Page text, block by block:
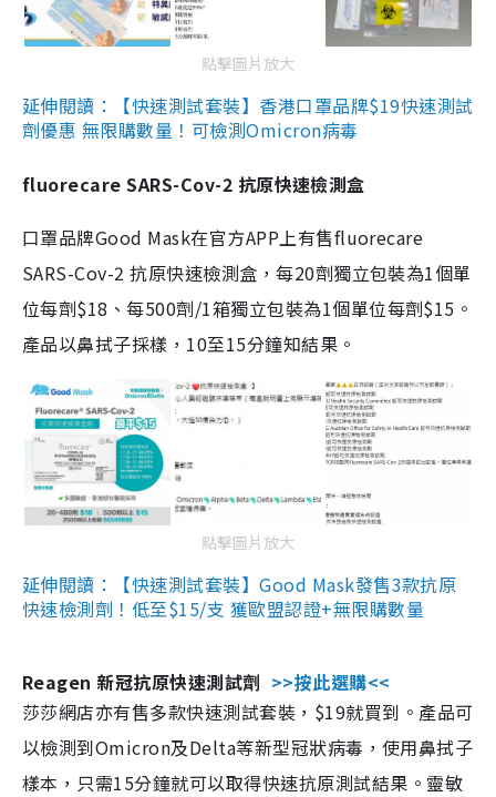
點擊圖片放大
延伸閱讀：【快速測試套裝】香港口罩品牌$19快速測試
劑優惠 無限購數量！可檢測Omicron病毒
fluorecare SARS-Cov-2 抗原快速檢測盒
口罩品牌Good Mask在官方APP上有售fluorecare
SARS-Cov-2 抗原快速檢測盒，每20劑獨立包裝為1個單
位每劑$18、每500劑/1箱獨立包裝為1個單位每劑$15。
產品以鼻拭子採樣，10至15分鐘知結果。
點擊圖片放大
延伸閱讀：【快速測試套裝】Good Mask發售3款抗原
快速檢測劑！低至$15/支 獲歐盟認證+無限購數量
Reagen 新冠抗原快速測試劑 >>按此選購<<
莎莎網店亦有售多款快速測試套裝，$19就買到。產品可
以檢測到Omicron及Delta等新型冠狀病毒，使用鼻拭子
樣本，只需15分鐘就可以取得快速抗原測試結果。靈敏